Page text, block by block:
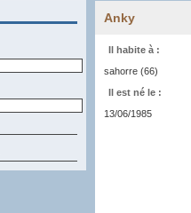
Anky
Il habite à :
sahorre (66)
Il est né le :
13/06/1985